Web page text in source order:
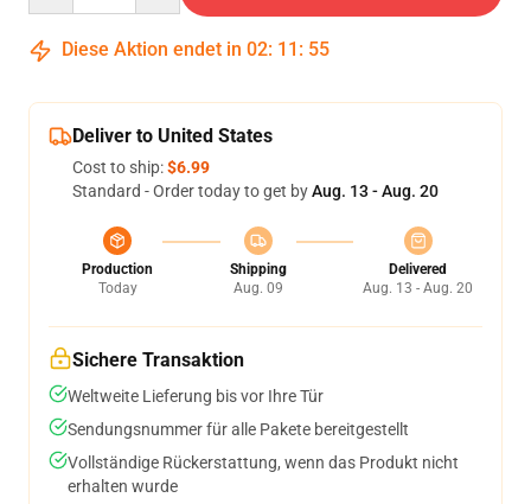
Diese Aktion endet in 02: 11 : 54
Deliver to United States
Cost to ship:$6.99
Standard - Order today to get byAug. 13 - Aug. 20
Production
Today
Shipping
Aug. 09
Delivered
Aug. 13 - Aug. 20
Sichere Transaktion
Weltweite Lieferung bis vor Ihre Tür
Sendungsnummer für alle Pakete bereitgestellt
Vollständige Rückerstattung, wenn das Produkt nicht
erhalten wurde